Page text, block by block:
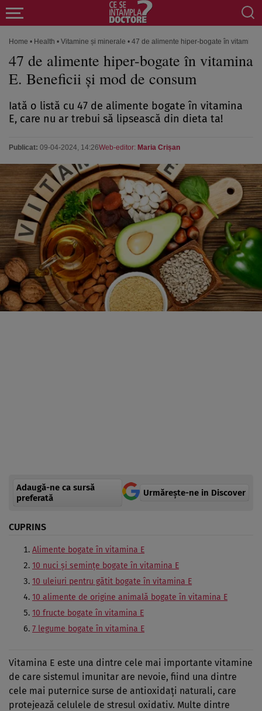
Home • Health • Vitamine și minerale • 47 de alimente hiper-bogate în vitamina
47 de alimente hiper-bogate în vitamina
E. Beneficii și mod de consum
Iată o listă cu 47 de alimente bogate în vitamina
E, care nu ar trebui să lipsească din dieta ta!
Publicat: 09-04-2024, 14:26Web-editor: Maria Crișan
Adaugă-ne ca sursă
preferată
Urmărește-ne in Discover
CUPRINS
Alimente bogate în vitamina E
10 nuci și semințe bogate în vitamina E
10 uleiuri pentru gătit bogate în vitamina E
10 alimente de origine animală bogate în vitamina E
10 fructe bogate în vitamina E
7 legume bogate în vitamina E
Vitamina E este una dintre cele mai importante vitamine
de care sistemul imunitar are nevoie, fiind una dintre
cele mai puternice surse de antioxidați naturali, care
protejează celulele de stresul oxidativ. Multe dintre